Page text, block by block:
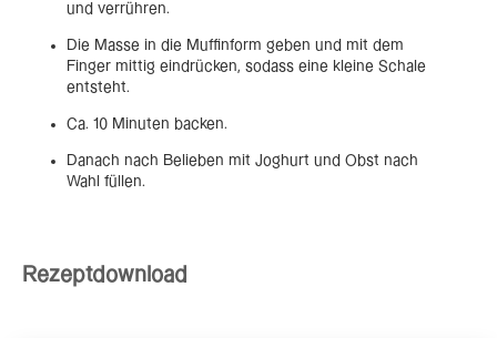
und verrühren.
Die Masse in die Muffinform geben und mit dem
Finger mittig eindrücken, sodass eine kleine Schale
entsteht.
Ca. 10 Minuten backen.
Danach nach Belieben mit Joghurt und Obst nach
Wahl füllen.
Rezeptdownload